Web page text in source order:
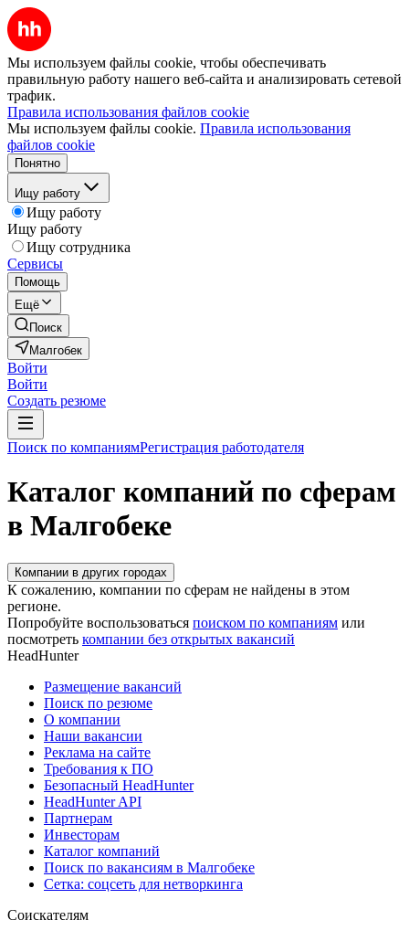
Мы используем файлы cookie, чтобы обеспечивать
правильную работу нашего веб-сайта и анализировать сетевой
трафик.
Правила использования файлов cookie
Мы используем файлы cookie. Правила использования
файлов cookie
Понятно
Ищу работу
Ищу работу
Ищу работу
Ищу сотрудника
Сервисы
Помощь
Ещё
Поиск
Малгобек
Войти
Войти
Создать резюме
Поиск по компаниямРегистрация работодателя
Каталог компаний по сферам
в Малгобеке
Компании в других городах
К сожалению, компании по сферам не найдены в этом
регионе.
Попробуйте воспользоваться поиском по компаниям или
посмотреть компании без открытых вакансий
HeadHunter
Размещение вакансий
Поиск по резюме
О компании
Наши вакансии
Реклама на сайте
Требования к ПО
Безопасный HeadHunter
HeadHunter API
Партнерам
Инвесторам
Каталог компаний
Поиск по вакансиям в Малгобеке
Сетка: соцсеть для нетворкинга
Соискателям